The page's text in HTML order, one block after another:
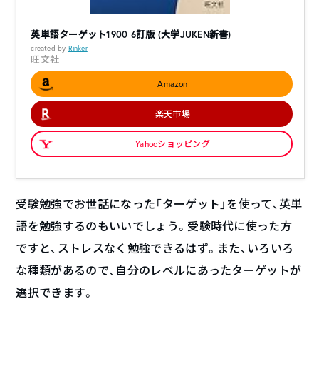
英単語ターゲット1900 6訂版 (大学JUKEN新書)
created by Rinker
旺文社
Amazon
楽天市場
Yahooショッピング
受験勉強でお世話になった「ターゲット」を使って、英単
語を勉強するのもいいでしょう。受験時代に使った方
ですと、ストレスなく勉強できるはず。また、いろいろ
な種類があるので、自分のレベルにあったターゲットが
選択できます。